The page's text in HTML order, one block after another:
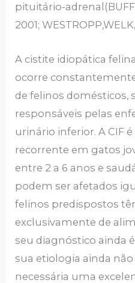
pituitário-
2001;
A cistite idiopática
ocorre
de felinos domésticos,
responsáveis pelas
urinário inferior. A CIF
recorrente em gatos
entre 2 a 6 anos e
podem ser afetados
felinos predispostos
exclusivamente de
seu diagnóstico ainda
sua etiologia ainda
necessária uma